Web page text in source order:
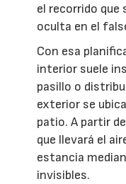
el recorrido que
oculta en el
Con esa
interior suele
pasillo o
exterior se
patio. A partir
que llevará el
estancia
invisibles.